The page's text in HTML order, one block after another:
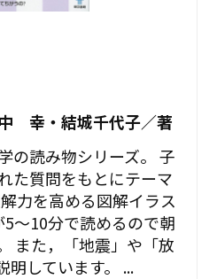
幸・結城千代子／著
の読み物シリーズ。 子
た質問をもとにテーマ
力を高める図解イラス
5～10分で読めるので朝
また，「地震」や「放
明しています。 ...